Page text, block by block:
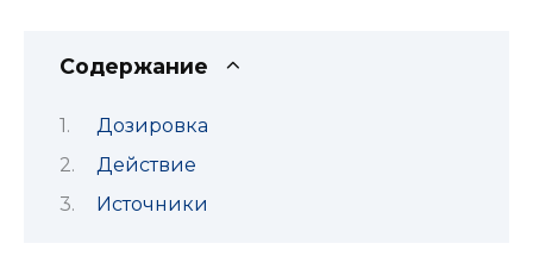
Содержание
Дозировка
Действие
Источники